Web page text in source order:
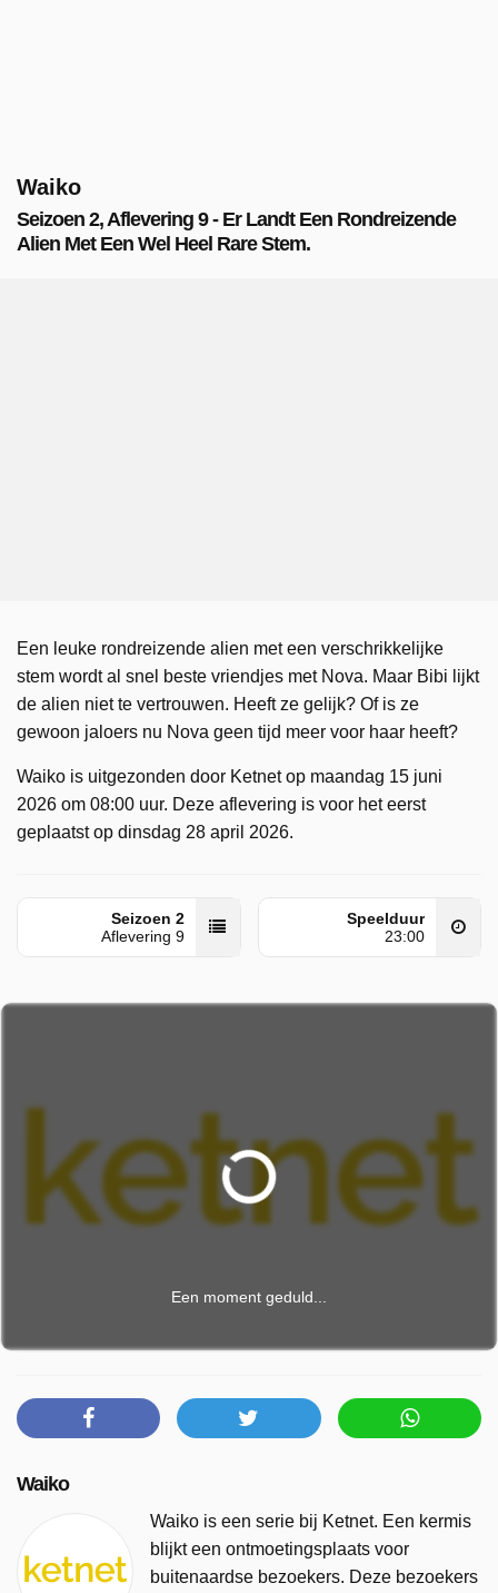
Waiko
Seizoen 2, Aflevering 9 - Er Landt Een Rondreizende
Alien Met Een Wel Heel Rare Stem.
Een leuke rondreizende alien met een verschrikkelijke
stem wordt al snel beste vriendjes met Nova. Maar Bibi lijkt
de alien niet te vertrouwen. Heeft ze gelijk? Of is ze
gewoon jaloers nu Nova geen tijd meer voor haar heeft?
Waiko is uitgezonden door Ketnet op maandag 15 juni
2026 om 08:00 uur. Deze aflevering is voor het eerst
geplaatst op dinsdag 28 april 2026.
Seizoen 2
Aflevering 9
Speelduur
23:00
Een moment geduld...
Waiko
Waiko is een serie bij Ketnet. Een kermis
blijkt een ontmoetingsplaats voor
buitenaardse bezoekers. Deze bezoekers